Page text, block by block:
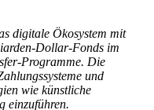
digitale Ökosystem mit
Dollar-Fonds im
Programme. Die
und
wie künstliche
einzuführen.